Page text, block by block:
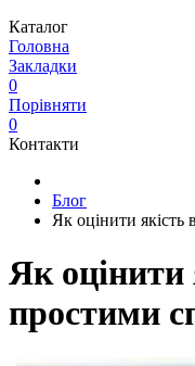
Каталог
Головна
Закладки
0
Порівняти
0
Контакти
Блог
Як оцінити
Як оцінити
простими